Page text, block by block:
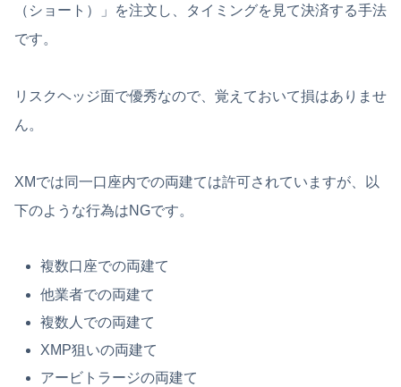
（ショート）」を注文し、タイミングを見て決済する手法
です。
リスクヘッジ面で優秀なので、覚えておいて損はありませ
ん。
XMでは同一口座内での両建ては許可されていますが、以
下のような行為はNGです。
複数口座での両建て
他業者での両建て
複数人での両建て
XMP狙いの両建て
アービトラージの両建て